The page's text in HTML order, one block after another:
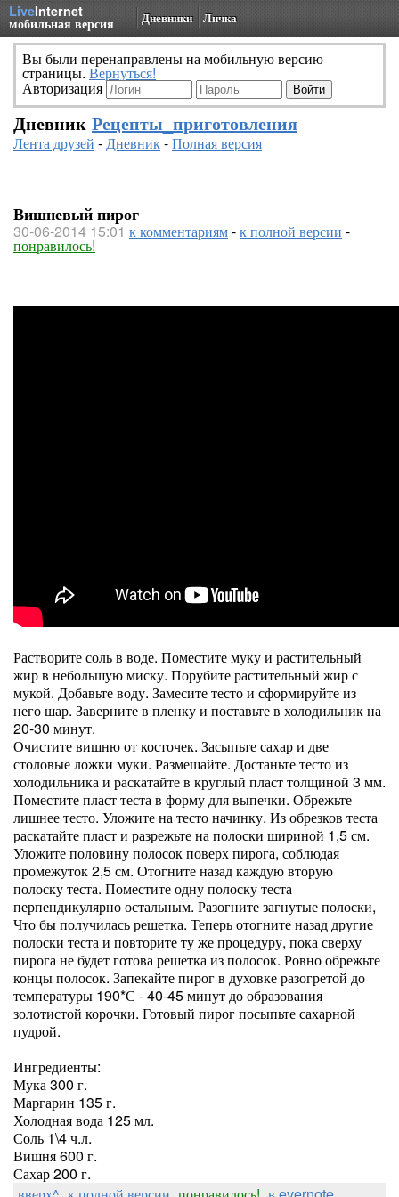
LiveInternet
мобильная версия Дневники Личка
Вы были перенаправлены на мобильную версию
страницы. Вернуться!
Авторизация
Дневник Рецепты_приготовления
Лента друзей -Дневник-Полная версия
Вишневый пирог
30-06-2014 15:01 к комментариям-к полной версии -
понравилось!
Растворите соль в воде. Поместите муку и растительный
жир в небольшую миску. Порубите растительный жир с
мукой. Добавьте воду. Замесите тесто и сформируйте из
него шар. Заверните в пленку и поставьте в холодильник на
20-30 минут.
Очистите вишню от косточек. Засыпьте сахар и две
столовые ложки муки. Размешайте. Достаньте тесто из
холодильника и раскатайте в круглый пласт толщиной 3 мм.
Поместите пласт теста в форму для выпечки. Обрежьте
лишнее тесто. Уложите на тесто начинку. Из обрезков теста
раскатайте пласт и разрежьте на полоски шириной 1,5 см.
Уложите половину полосок поверх пирога, соблюдая
промежуток 2,5 см. Отогните назад каждую вторую
полоску теста. Поместите одну полоску теста
перпендикулярно остальным. Разогните загнутые полоски,
Что бы получилась решетка. Теперь отогните назад другие
полоски теста и повторите ту же процедуру, пока сверху
пирога не будет готова решетка из полосок. Ровно обрежьте
концы полосок. Запекайте пирог в духовке разогретой до
температуры 190*С - 40-45 минут до образования
золотистой корочки. Готовый пирог посыпьте сахарной
пудрой.
Ингредиенты:
Мука 300 г.
Маргарин 135 г.
Холодная вода 125 мл.
Соль 1\4 ч.л.
Вишня 600 г.
Сахар 200 г.